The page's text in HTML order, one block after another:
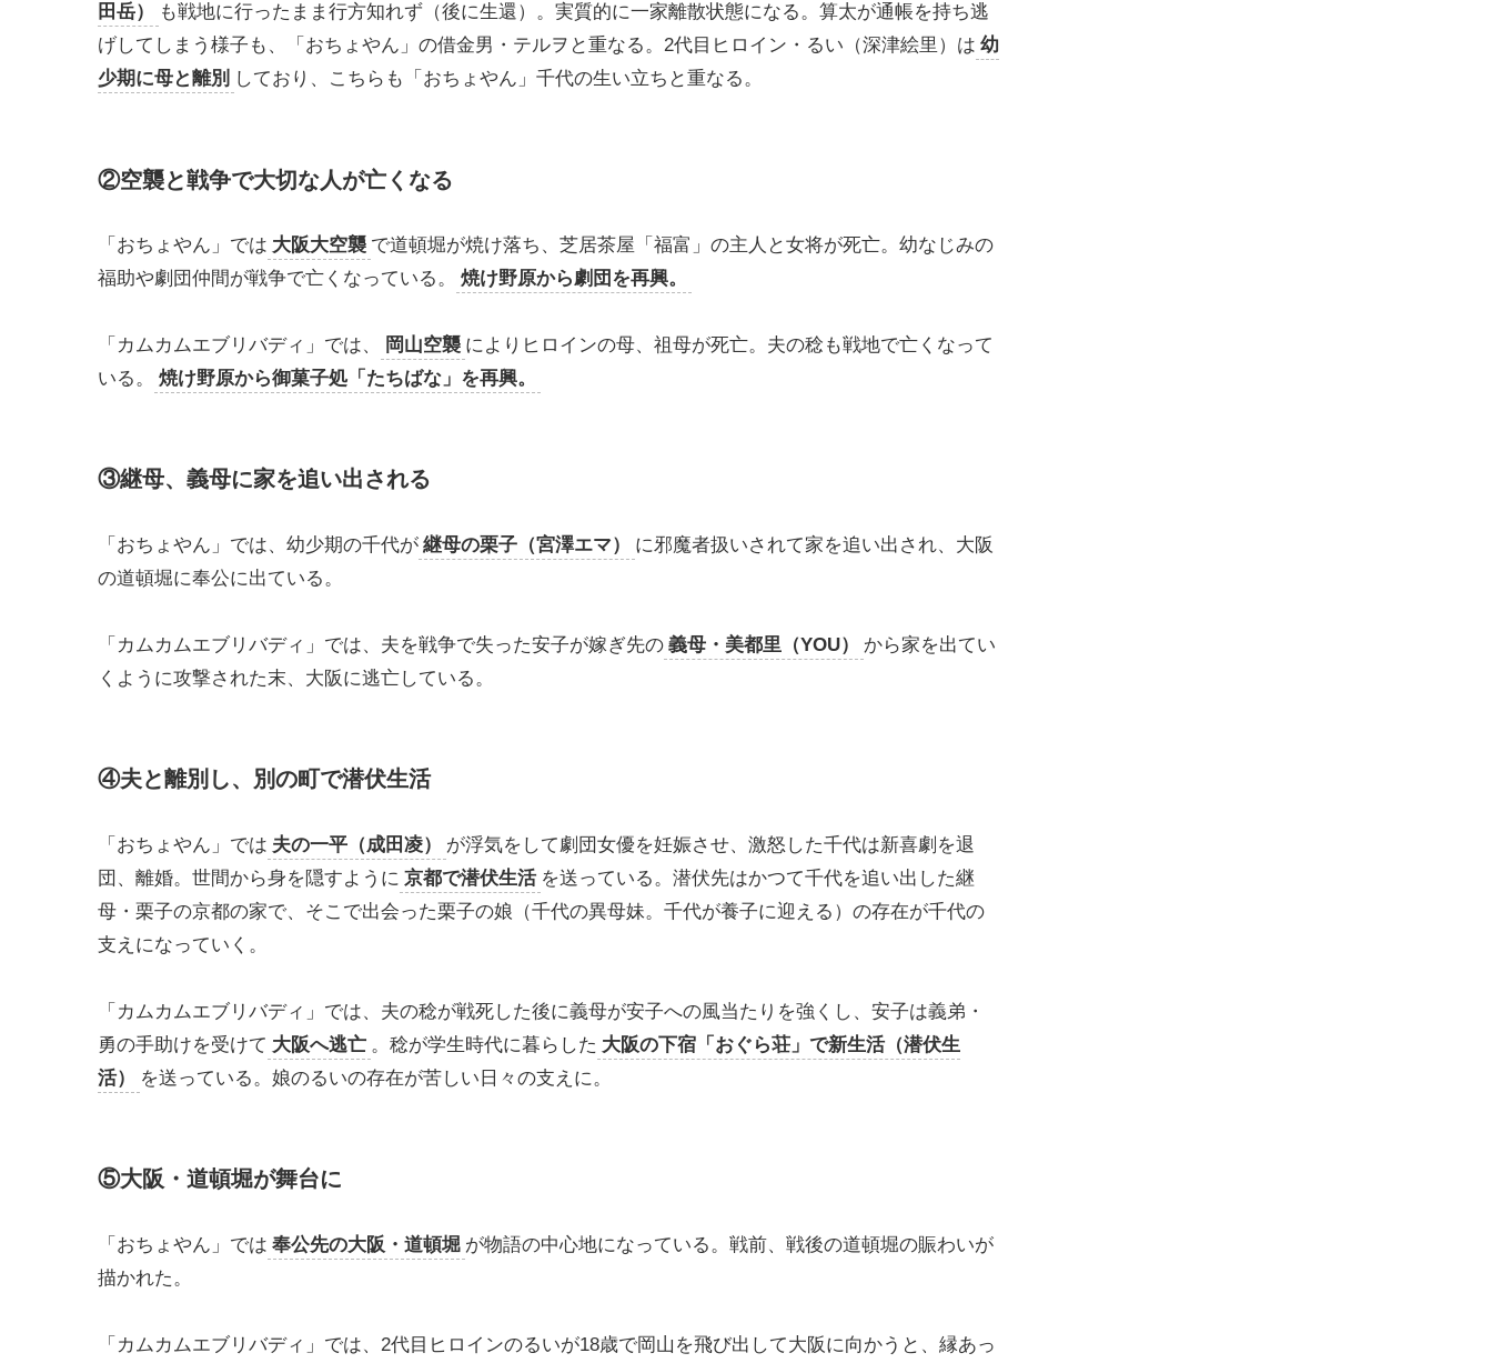
田岳）
も戦地に行ったまま行方知れず（後に生還）。実質的に一家離散状態になる。算太が通帳を持ち逃
げしてしまう様子も、「おちょやん」の借金男・テルヲと重なる。2代目ヒロイン・るい（深津絵里）は 幼
少期に母と離別 しており、こちらも「おちょやん」千代の生い立ちと重なる。
②空襲と戦争で大切な人が亡くなる
「おちょやん」では 大阪大空襲 で道頓堀が焼け落ち、芝居茶屋「福富」の主人と女将が死亡。幼なじみの
福助や劇団仲間が戦争で亡くなっている。
焼け野原から劇団を再興。
「カムカムエブリバディ」では、 岡山空襲 によりヒロインの母、祖母が死亡。夫の稔も戦地で亡くなって
いる。
焼け野原から御菓子処「たちばな」を再興。
③継母、義母に家を追い出される
「おちょやん」では、幼少期の千代が 継母の栗子（宮澤エマ）
に邪魔者扱いされて家を追い出され、大阪
の道頓堀に奉公に出ている。
「カムカムエブリバディ」では、夫を戦争で失った安子が嫁ぎ先の 義母・美都里（YOU）
から家を出てい
くように攻撃された末、大阪に逃亡している。
④夫と離別し、別の町で潜伏生活
「おちょやん」では 夫の一平（成田凌）
が浮気をして劇団女優を妊娠させ、激怒した千代は新喜劇を退
団、離婚。世間から身を隠すように 京都で潜伏生活 を送っている。潜伏先はかつて千代を追い出した継
母・栗子の京都の家で、そこで出会った栗子の娘（千代の異母妹。千代が養子に迎える）の存在が千代の
支えになっていく。
「カムカムエブリバディ」では、夫の稔が戦死した後に義母が安子への風当たりを強くし、安子は義弟・
勇の手助けを受けて 大阪へ逃亡 。稔が学生時代に暮らした 大阪の下宿「おぐら荘」で新生活（潜伏生
活）
を送っている。娘のるいの存在が苦しい日々の支えに。
⑤大阪・道頓堀が舞台に
「おちょやん」では 奉公先の大阪・道頓堀 が物語の中心地になっている。戦前、戦後の道頓堀の賑わいが
描かれた。
「カムカムエブリバディ」では、2代目ヒロインのるいが18歳で岡山を飛び出して大阪に向かうと、縁あっ